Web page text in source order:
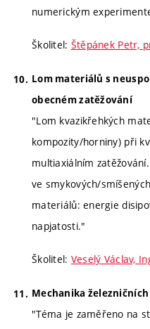
numerickým
Školitel: Štěpánek Petr,
Lom materiálů s
obecném zatěžování
"Lom kvazikřehkých
kompozity/horniny) při
multiaxiálním
ve smykových/
materiálů: energie
napjatosti."
Školitel: Veselý Václav,
Mechanika
"Téma je zaměřeno na